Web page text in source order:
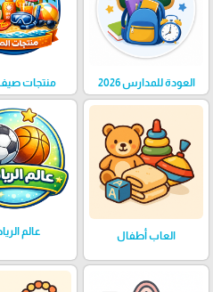
العودة للمدارس 2026 منتجات صيف
العاب أطفال عالم